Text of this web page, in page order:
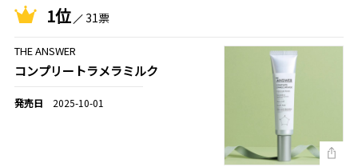
1位 31票
THE ANSWER
コンプリートラメラミルク
2025-10-01